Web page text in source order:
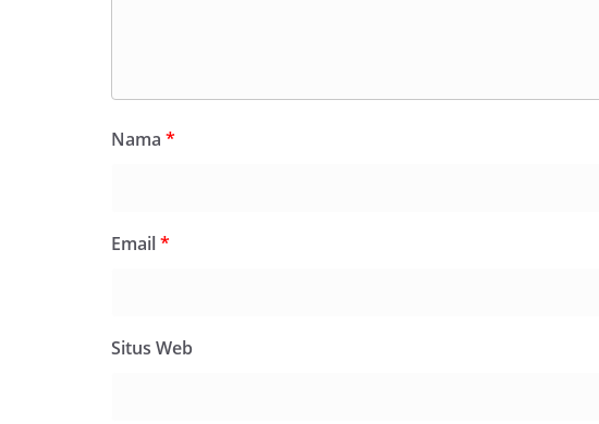
Nama *
Email*
Situs Web